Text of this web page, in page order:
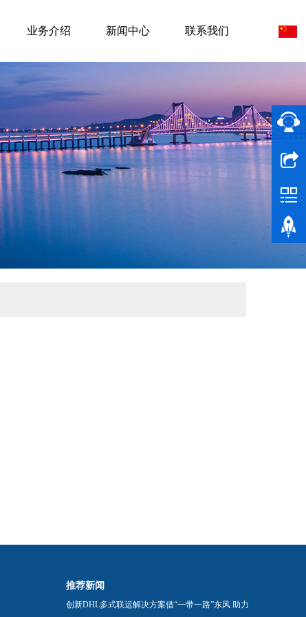
业务介绍 新闻中心 联系我们
推荐新闻
创新DHL多式联运解决方案借“一带一路”东风 助力